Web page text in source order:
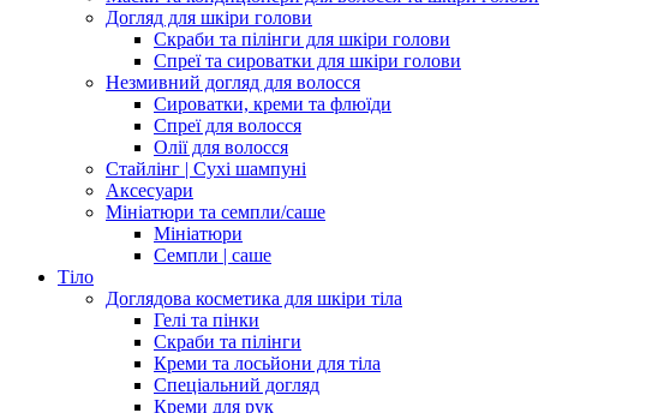
Догляд для шкіри голови
Скраби та пілінги для шкіри голови
Спреї та сироватки для шкіри голови
Незмивний догляд для волосся
Сироватки, креми та флюїди
Спреї для волосся
Олії для волосся
Стайлінг | Сухі шампуні
Аксесуари
Мініатюри та семпли/саше
Мініатюри
Семпли | саше
Тіло
Доглядова косметика для шкіри тіла
Гелі та пінки
Скраби та пілінги
Креми та лосьйони для тіла
Спеціальний догляд
Креми для рук